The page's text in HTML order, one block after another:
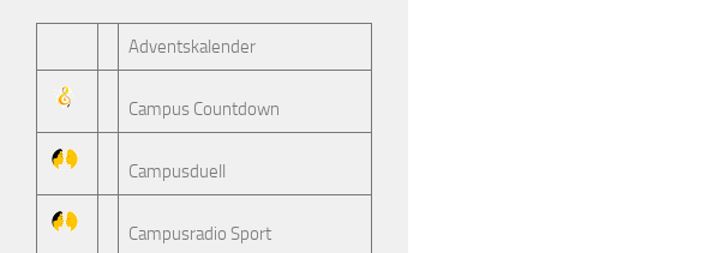
Adventskalender
Campus Countdown
Campusduell
Campusradio Sport